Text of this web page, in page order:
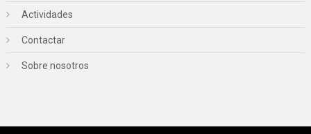
Actividades
Contactar
Sobre nosotros